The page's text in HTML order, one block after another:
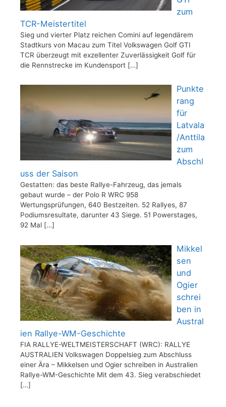
zum
TCR-Meistertitel
Sieg und vierter Platz reichen Comini auf legendärem
Stadtkurs von Macau zum Titel Volkswagen Golf GTI
TCR überzeugt mit exzellenter Zuverlässigkeit Golf für
die Rennstrecke im Kundensport […]
Punkte
rang
für
Latvala
/Anttila
zum
Abschl
uss der Saison
Gestatten: das beste Rallye-Fahrzeug, das jemals
gebaut wurde – der Polo R WRC 958
Wertungsprüfungen, 640 Bestzeiten. 52 Rallyes, 87
Podiumsresultate, darunter 43 Siege. 51 Powerstages,
92 Mal […]
Mikkel
sen
und
Ogier
schrei
ben in
Austral
ien Rallye-WM-Geschichte
FIA RALLYE-WELTMEISTERSCHAFT (WRC): RALLYE
AUSTRALIEN Volkswagen Doppelsieg zum Abschluss
einer Ära – Mikkelsen und Ogier schreiben in Australien
Rallye-WM-Geschichte Mit dem 43. Sieg verabschiedet
[…]